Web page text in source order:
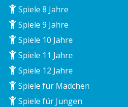
Spiele 8 Jahre
Spiele 9 Jahre
Spiele 10 Jahre
Spiele 11 Jahre
Spiele 12 Jahre
Spiele für Mädchen
Spiele für Jungen